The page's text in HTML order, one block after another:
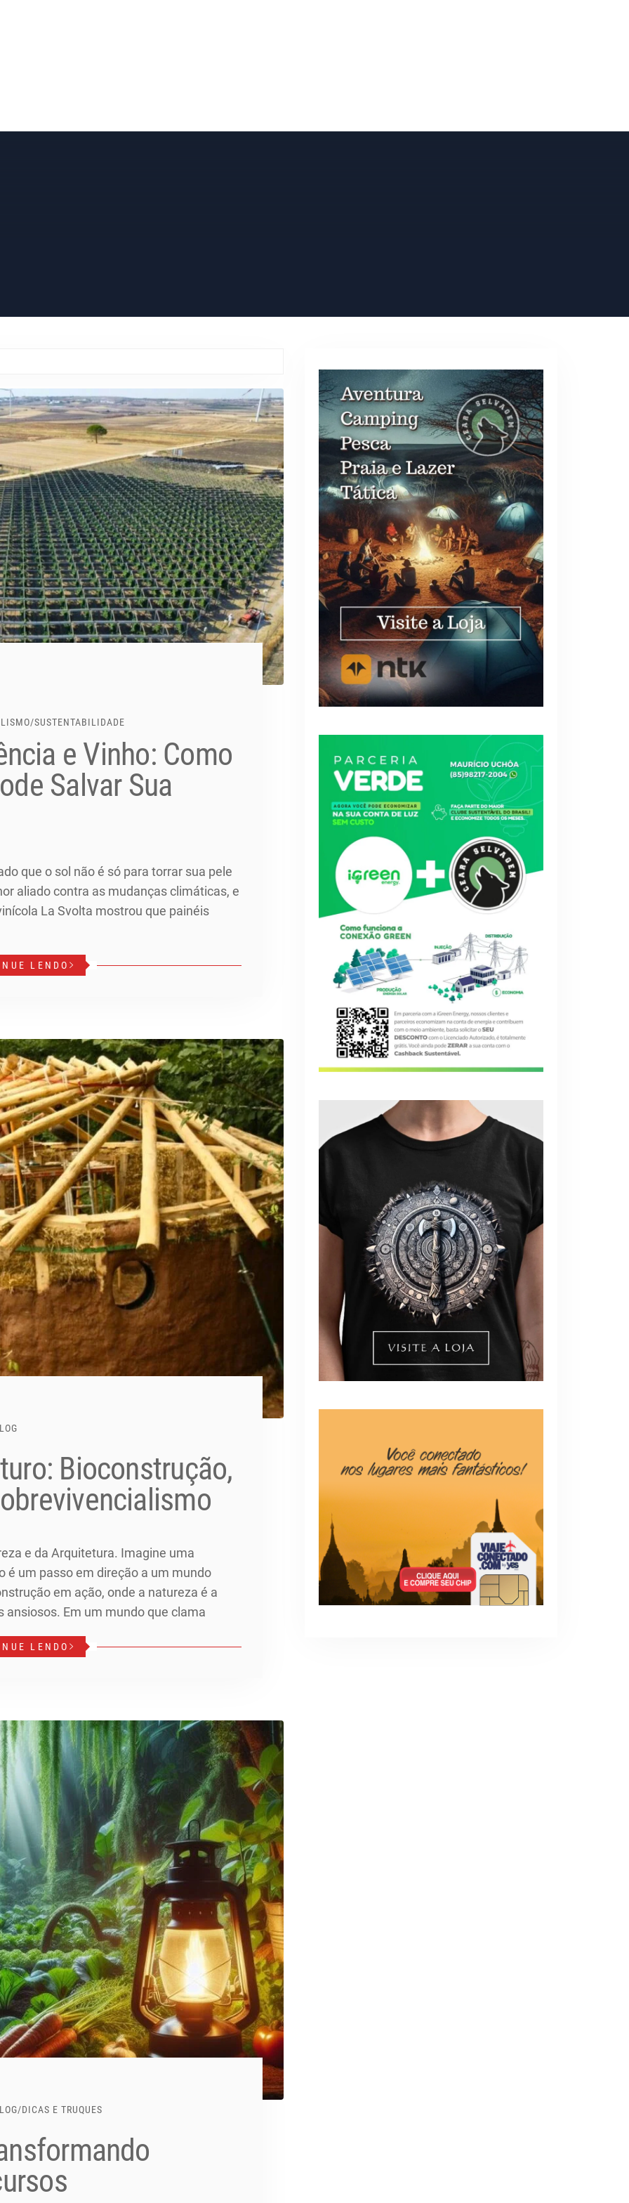
/SUSTENTABILIDADE
e Vinho: Como
Salvar Sua
que o sol não é só para torrar sua pele
aliado contra as mudanças climáticas, e
La Svolta mostrou que painéis
LENDO
Bioconstrução,
e da Arquitetura. Imagine uma
é um passo em direção a um mundo
em ação, onde a natureza é a
Em um mundo que clama
LENDO
/DICAS E TRUQUES